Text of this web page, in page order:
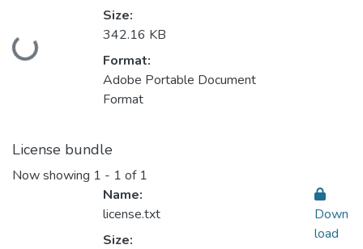
Loading...
Size:
342.16 KB
Format:
Adobe Portable Document
Format
License bundle
Now showing 1 - 1 of 1
Name:
license.txt
Size:
Down
load